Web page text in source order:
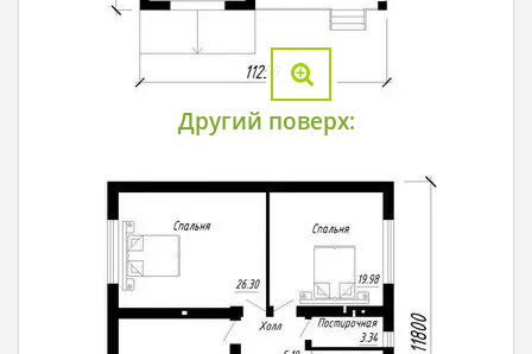
Другий поверх: